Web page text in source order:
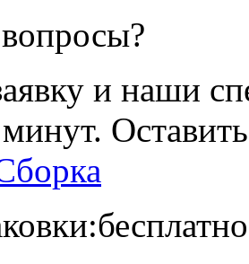
и наши